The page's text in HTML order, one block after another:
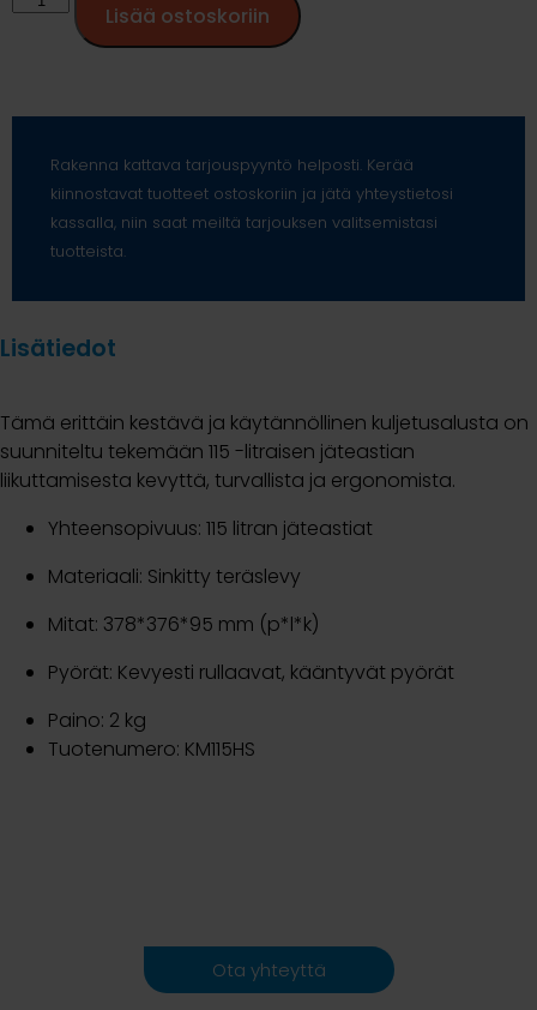
Lisää ostoskoriin
Rakenna kattava tarjouspyyntö helposti. Kerää
kiinnostavat tuotteet ostoskoriin ja jätä yhteystietosi
kassalla, niin saat meiltä tarjouksen valitsemistasi
tuotteista.
Lisätiedot
Tämä erittäin kestävä ja käytännöllinen kuljetusalusta on
suunniteltu tekemään 115 -litraisen jäteastian
liikuttamisesta kevyttä, turvallista ja ergonomista.
Yhteensopivuus: 115 litran jäteastiat
Materiaali: Sinkitty teräslevy
Mitat: 378*376*95 mm (p*l*k)
Pyörät: Kevyesti rullaavat, kääntyvät pyörät
Paino: 2 kg
Tuotenumero: KM115HS
Ota yhteyttä